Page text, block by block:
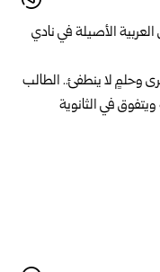
الأصيلة في نادي